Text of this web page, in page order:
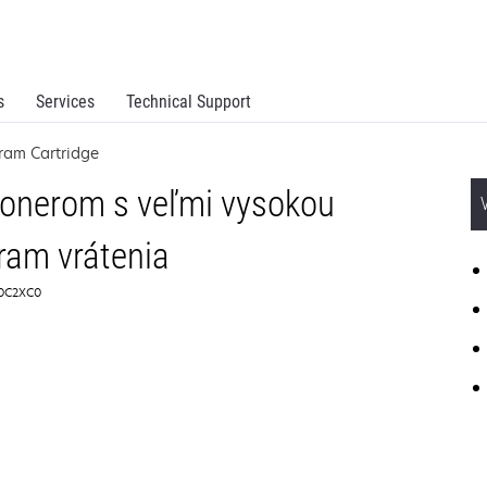
Services Technical Support
Cartridge
s veľmi vysokou
vrátenia